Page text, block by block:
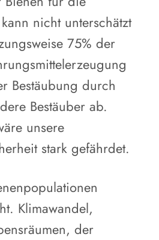
nicht unterschätzt
75% der
Bestäubung durch
Bestäuber ab.
unsere
stark gefährdet.
Klimawandel,
der